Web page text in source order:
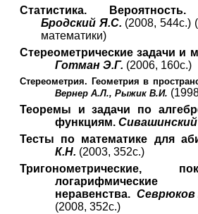
Статистика. Вероятность.
Бродский Я.С. (2008, 544с.)
математики)
Стереометрические задачи и
Готман Э.Г. (2006, 160с.)
Стереометрия. Геометрия в
Вернер А.Л., Рыжик В.И.
Теоремы и задачи по
функциям.
Тесты по математике для
К.Н. (2003, 352с.)
Тригонометрические,
неравенства. Севрюков
(2008, 352с.)